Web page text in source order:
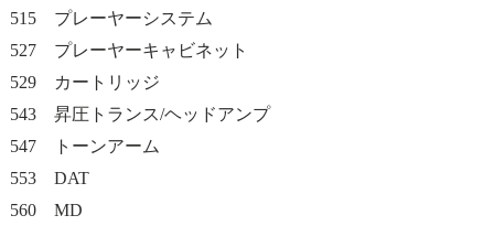
515 プレーヤーシステム
527 プレーヤーキャビネット
529 カートリッジ
543 昇圧トランス/ヘッドアンプ
547 トーンアーム
553 DAT
560 MD